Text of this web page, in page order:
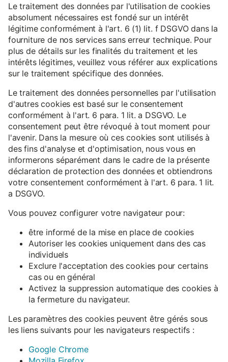
Le traitement des données par l'utilisation de cookies
absolument nécessaires est fondé sur un intérêt
légitime conformément à l'art. 6 (1) lit. f DSGVO dans la
fourniture de nos services sans erreur technique. Pour
plus de détails sur les finalités du traitement et les
intérêts légitimes, veuillez vous référer aux explications
sur le traitement spécifique des données.
Le traitement des données personnelles par l'utilisation
d'autres cookies est basé sur le consentement
conformément à l'art. 6 para. 1 lit. a DSGVO. Le
consentement peut être révoqué à tout moment pour
l'avenir. Dans la mesure où ces cookies sont utilisés à
des fins d'analyse et d'optimisation, nous vous en
informerons séparément dans le cadre de la présente
déclaration de protection des données et obtiendrons
votre consentement conformément à l'art. 6 para. 1 lit.
a DSGVO.
Vous pouvez configurer votre navigateur pour:
être informé de la mise en place de cookies
Autoriser les cookies uniquement dans des cas
individuels
Exclure l'acceptation des cookies pour certains
cas ou en général
Activez la suppression automatique des cookies à
la fermeture du navigateur.
Les paramètres des cookies peuvent être gérés sous
les liens suivants pour les navigateurs respectifs :
Google Chrome